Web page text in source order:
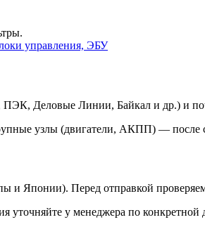
Деловые Линии, Байкал и др.) и
узлы (двигатели, АКПП) — после
и Японии). Перед отправкой
уточняйте у менеджера по конкретной